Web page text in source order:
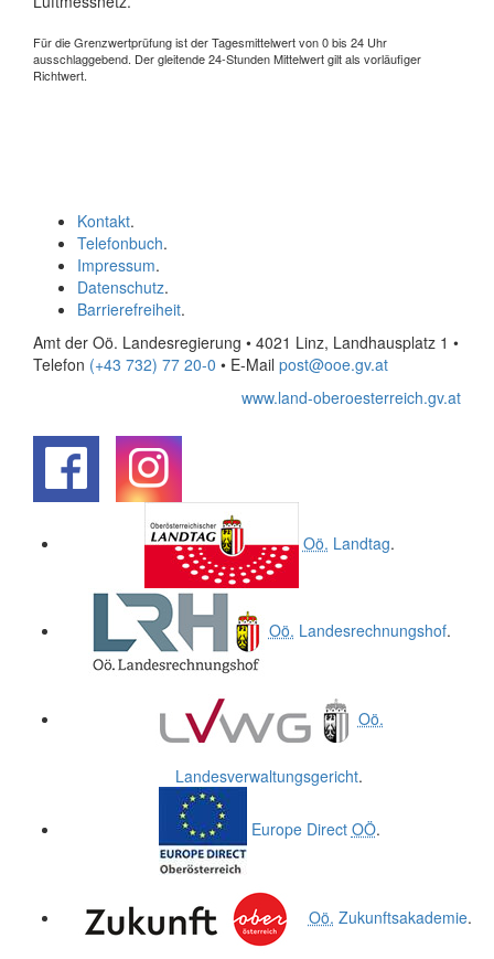
Für die Grenzwertprüfung ist der Tagesmittelwert von 0 bis 24 Uhr
ausschlaggebend. Der gleitende 24-Stunden Mittelwert gilt als vorläufiger
Richtwert.
Kontakt.
Telefonbuch.
Impressum.
Datenschutz.
Barrierefreiheit.
Amt der Oö. Landesregierung • 4021 Linz, Landhausplatz 1 •
Telefon (+43 732) 77 20-0 • E-Mail post@ooe.gv.at
www.land-oberoesterreich.gv.at
Oö. Landtag.
Oö. Landesrechnungshof.
Oö.
Landesverwaltungsgericht.
Europe Direct OÖ.
Oö. Zukunftsakademie.